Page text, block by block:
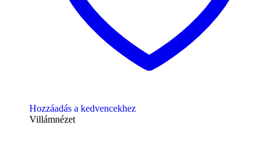
Hozzáadás a kedvencekhez
Villámnézet